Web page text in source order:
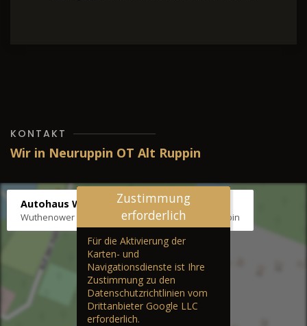
KONTAKT
Wir in Neuruppin OT Alt Ruppin
Autohaus Wernicke
Wuthenower Str. 12b, 16827 Neuruppin OT Alt Ruppin
Zustimmung
erforderlich
Für die Aktivierung der
Karten- und
Navigationsdienste ist Ihre
Zustimmung zu den
Datenschutzrichtlinien vom
Drittanbieter Google LLC
erforderlich.